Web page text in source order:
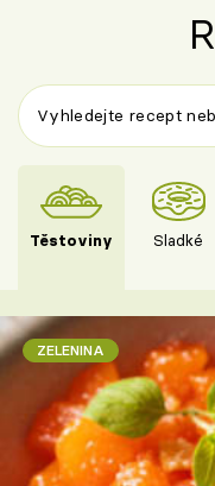
Těstoviny Sladké
ZELENINA